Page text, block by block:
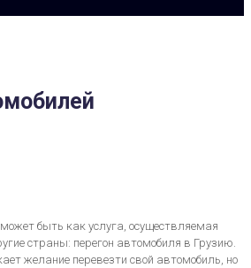
быть как услуга, осуществляемая
страны: перегон автомобиля в Грузию.
желание перевезти свой автомобиль, но